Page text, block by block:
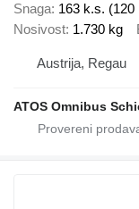
Snaga 163 k.s. (120
Nosivost 1.730 kg
Austrija, Regau
ATOS Omnibus